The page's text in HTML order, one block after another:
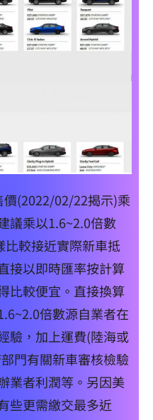
(2022/02/22揭示)乘
議乘以1.6~2.0倍數
比較接近實際新車抵
接以即時匯率按計算
比較便宜。直接換算
倍數源自業者在
驗，加上運費(陸海或
門有關新車審核檢驗
業者利潤等。另因美
些更需繳交最多近